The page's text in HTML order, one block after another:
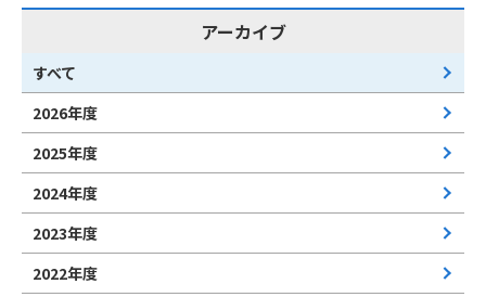
アーカイブ
すべて
2026年度
2025年度
2024年度
2023年度
2022年度